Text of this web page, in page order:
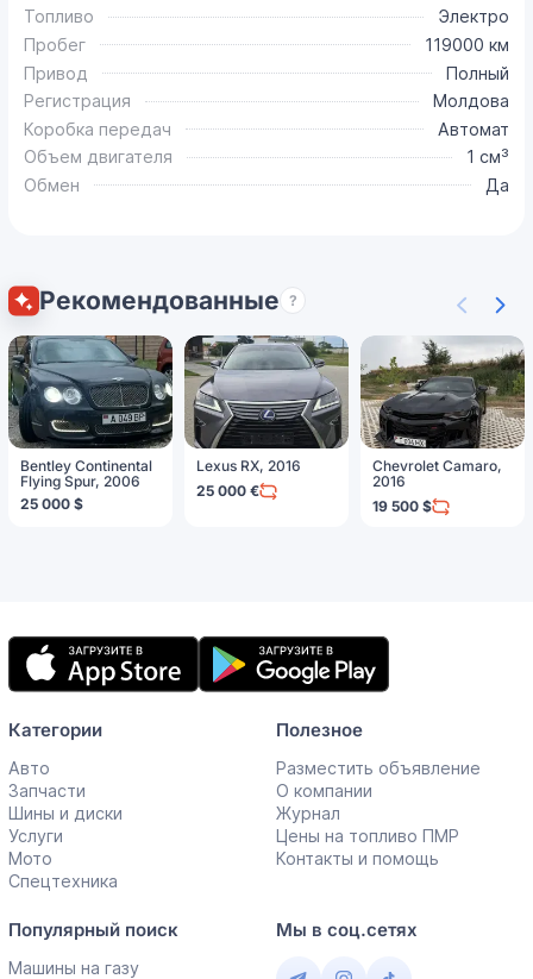
Топливо
Электро
Пробег
119000 км
Привод
Полный
Регистрация
Молдова
Коробка передач
Автомат
Объем двигателя
1 см³
Обмен
Да
Рекомендованные ?
Bentley Continental
Flying Spur, 2006
25 000 $
Lexus RX, 2016
25 000 €
Chevrolet Camaro,
2016
19 500 $
Мобильное
приложение
Категории
Авто
Запчасти
Шины и диски
Услуги
Мото
Спецтехника
Полезное
Разместить объявление
О компании
Журнал
Цены на топливо ПМР
Контакты и помощь
Популярный поиск
Машины на газу
Мы в соц.сетях